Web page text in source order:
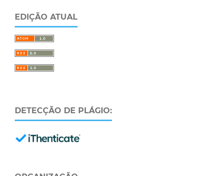
EDIÇÃO ATUAL
DETECÇÃO DE PLÁGIO: